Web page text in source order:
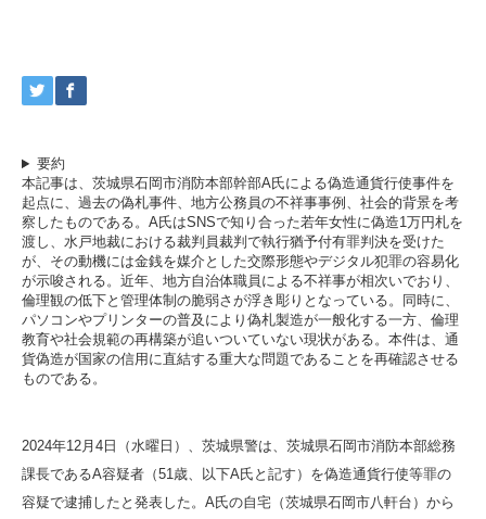
要約
本記事は、茨城県石岡市消防本部幹部A氏による偽造通貨行使事件を
起点に、過去の偽札事件、地方公務員の不祥事事例、社会的背景を考
察したものである。A氏はSNSで知り合った若年女性に偽造1万円札を
渡し、水戸地裁における裁判員裁判で執行猶予付有罪判決を受けた
が、その動機には金銭を媒介とした交際形態やデジタル犯罪の容易化
が示唆される。近年、地方自治体職員による不祥事が相次いでおり、
倫理観の低下と管理体制の脆弱さが浮き彫りとなっている。同時に、
パソコンやプリンターの普及により偽札製造が一般化する一方、倫理
教育や社会規範の再構築が追いついていない現状がある。本件は、通
貨偽造が国家の信用に直結する重大な問題であることを再確認させる
ものである。
2024年12月4日（水曜日）、茨城県警は、茨城県石岡市消防本部総務
課長であるA容疑者（51歳、以下A氏と記す）を偽造通貨行使等罪の
容疑で逮捕したと発表した。A氏の自宅（茨城県石岡市八軒台）から